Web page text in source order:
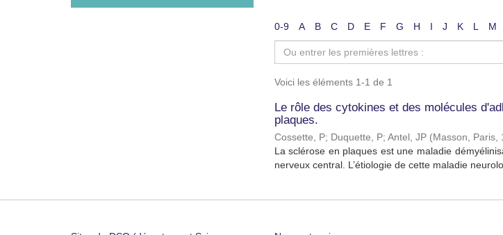
0-9 A B C D E F G H I J K L M
Voici les éléments 1-1 de 1
Le rôle des cytokines et des molécules
plaques.
Cossette, P; Duquette, P; Antel, JP (Masson, Paris,
La sclérose en plaques est une maladie
nerveux central. L’étiologie de cette maladie